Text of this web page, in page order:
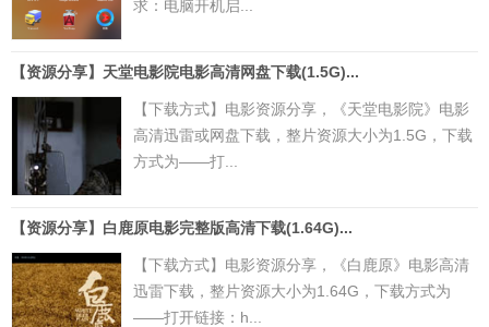
求：电脑开机启...
【资源分享】天堂电影院电影高清网盘下载(1.5G)...
【下载方式】电影资源分享，《天堂电影院》电影
高清迅雷或网盘下载，整片资源大小为1.5G，下载
方式为——打...
【资源分享】白鹿原电影完整版高清下载(1.64G)...
【下载方式】电影资源分享，《白鹿原》电影高清
迅雷下载，整片资源大小为1.64G，下载方式为
——打开链接：h...